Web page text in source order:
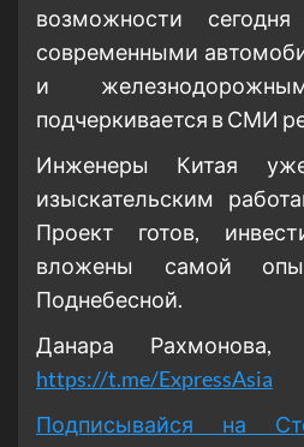
возможности сегодня
современными
и
подчеркивается в СМИ
Инженеры Китая
изыскательским
Проект готов,
вложены самой
Поднебесной.
Данара Рахмонова,
https://t.me/ExpressAsia
Подписывайся на